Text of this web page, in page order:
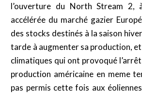
l’ouverture du North Stream 2,
accélérée du marché gazier
des stocks destinés à la saison
tarde à augmenter sa production, et
climatiques qui ont provoqué
production américaine en meme
pas permis cette fois aux